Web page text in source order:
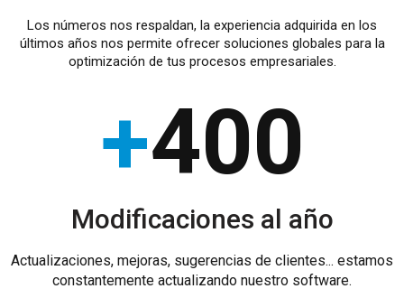
Los números nos respaldan, la experiencia adquirida en los
últimos años nos permite ofrecer soluciones globales para la
optimización de tus procesos empresariales.
+400
Modificaciones al año
Actualizaciones, mejoras, sugerencias de clientes... estamos
constantemente actualizando nuestro software.